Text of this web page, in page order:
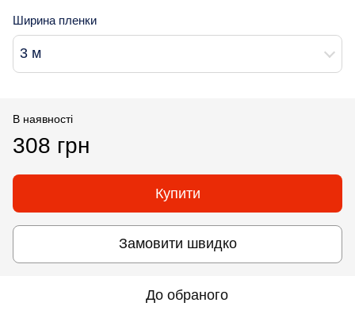
Ширина пленки
3 м
В наявності
308 грн
Купити
Замовити швидко
До обраного